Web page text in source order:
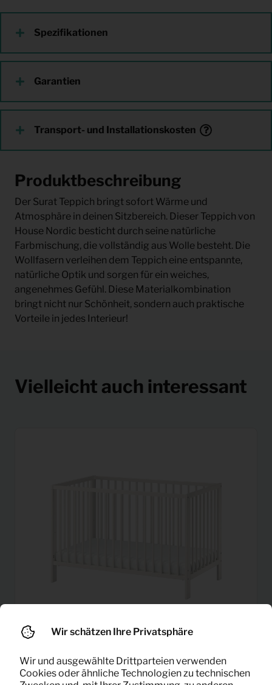
Spezifikationen
Garantien
Transport- und Installationskosten
Produktbeschreibung
Der Surat Teppich bringt sofort Wärme und
Atmosphäre in deinen Sitzbereich. Dieser Teppich von
House Nordic besticht durch seine natürliche
Farbmischung, die vollständig aus Wolle besteht. Die
Wollfasern verleihen dem Teppich eine entspannte,
natürliche Optik und sorgen für ein weiches,
angenehmes Gefühl. Diese Materialkombination
bringt nicht nur Schönheit, sondern auch praktische
Vorteile in jedes Interieur!
Vielleicht auch interessant
Kinderbett (weiß)
10,66
Pro Monat
Wir schätzen Ihre Privatsphäre
Wir und ausgewählte Drittparteien verwenden
Cookies oder ähnliche Technologien zu technischen